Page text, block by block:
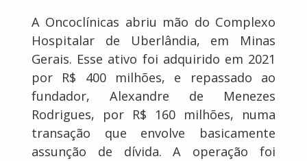
A Oncoclínicas abriu mão do Complexo
Hospitalar de Uberlândia, em Minas
Gerais. Esse ativo foi adquirido em 2021
por R$ 400 milhões, e repassado ao
fundador, Alexandre de Menezes
Rodrigues, por R$ 160 milhões, numa
transação que envolve basicamente
assunção de dívida. A operação foi